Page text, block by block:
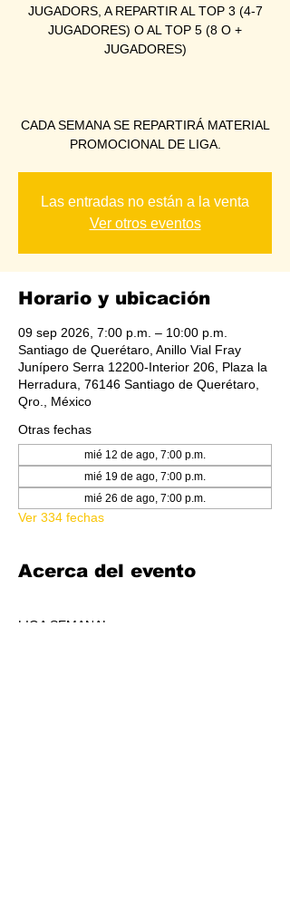
JUGADORS, A REPARTIR AL TOP 3 (4-7
JUGADORES) O AL TOP 5 (8 O +
JUGADORES)
CADA SEMANA SE REPARTIRÁ MATERIAL
PROMOCIONAL DE LIGA.
Las entradas no están a la venta
Ver otros eventos
Horario y ubicación
09 sep 2026, 7:00 p.m. – 10:00 p.m.
Santiago de Querétaro, Anillo Vial Fray
Junípero Serra 12200-Interior 206, Plaza la
Herradura, 76146 Santiago de Querétaro,
Qro., México
Otras fechas
mié 12 de ago, 7:00 p.m.
mié 19 de ago, 7:00 p.m.
mié 26 de ago, 7:00 p.m.
Ver 334 fechas
Acerca del evento
LIGA SEMANAL